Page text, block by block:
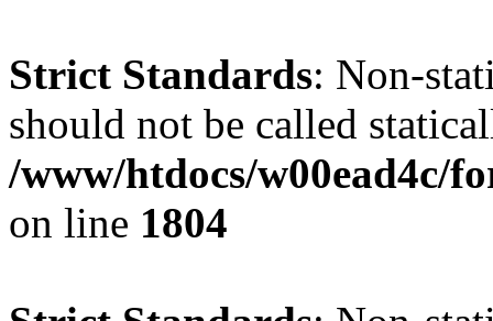
Strict Standards: Non-
should not be called
/www/htdocs/w00ead4c/
on line 1804